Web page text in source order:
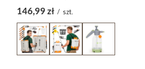
146,99 zł / szt.